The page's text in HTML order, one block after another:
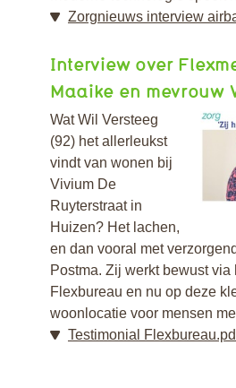
Zorgnieuws interview
Interview over
Maaike en mevrouw
Wat Wil Versteeg
(92) het allerleukst
vindt van wonen bij
Vivium De
Ruyterstraat in
Huizen? Het lachen,
en dan vooral met
Postma. Zij werkt bewust via
Flexbureau en nu op deze
woonlocatie voor mensen
Testimonial